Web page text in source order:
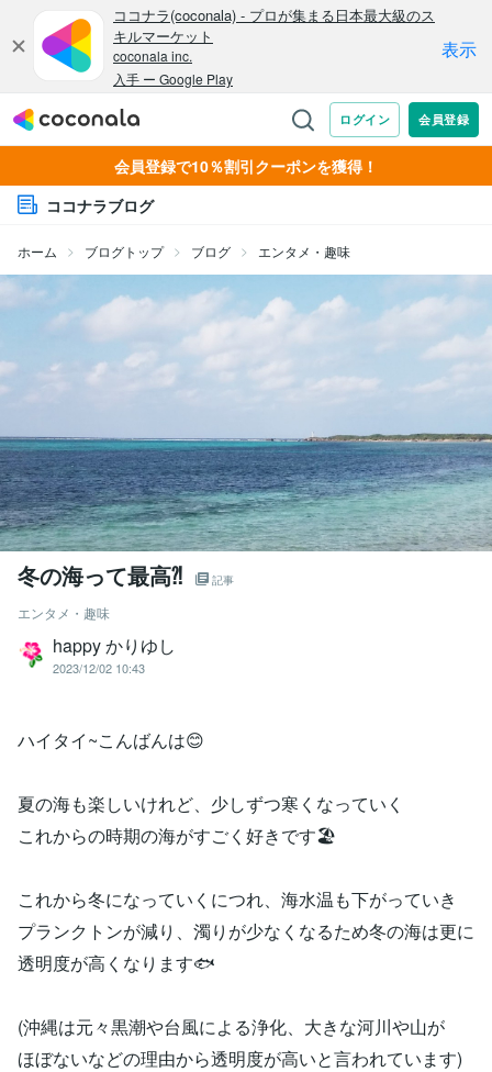
会員登録で10％割引クーポンを獲得！
ココナラブログ
ホーム ブログトップ ブログ エンタメ・趣味
冬の海って最高⁈ 記事
エンタメ・趣味
happy かりゆし
2023/12/02 10:43
ハイタイ~こんばんは😊
夏の海も楽しいけれど、少しずつ寒くなっていく
これからの時期の海がすごく好きです🏖
これから冬になっていくにつれ、海水温も下がっていき
プランクトンが減り、濁りが少なくなるため冬の海は更に
透明度が高くなります🐟
(沖縄は元々黒潮や台風による浄化、大きな河川や山が
ほぼないなどの理由から透明度が高いと言われています)